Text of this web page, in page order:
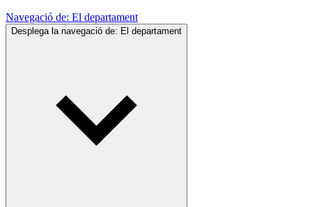
Navegació de: El departament
Desplega la navegació de: El departament